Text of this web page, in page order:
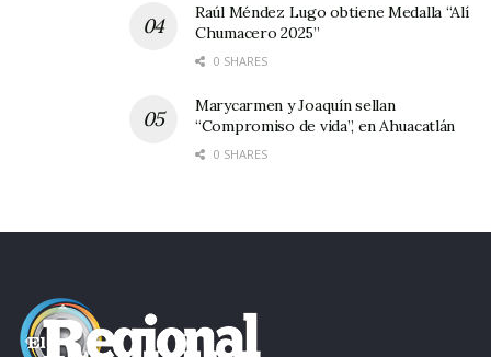
Raúl Méndez Lugo obtiene Medalla “Alí
Chumacero 2025”
0 SHARES
Marycarmen y Joaquín sellan
“Compromiso de vida”, en Ahuacatlán
0 SHARES